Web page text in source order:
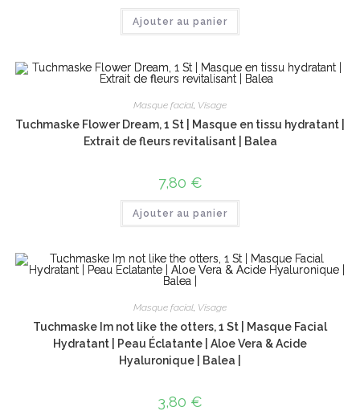
Ajouter au panier
Masque facial Visage
Tuchmaske Flower Dream, 1 St | Masque en tissu hydratant |
Extrait de fleurs revitalisant | Balea
7,80 €
Ajouter au panier
Masque facial, Visage
Tuchmaske Im not like the otters, 1 St | Masque Facial
Hydratant | Peau Éclatante | Aloe Vera & Acide
Hyaluronique | Balea |
3,80 €